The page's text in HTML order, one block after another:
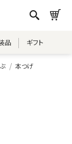
品 ギフト
本つげ